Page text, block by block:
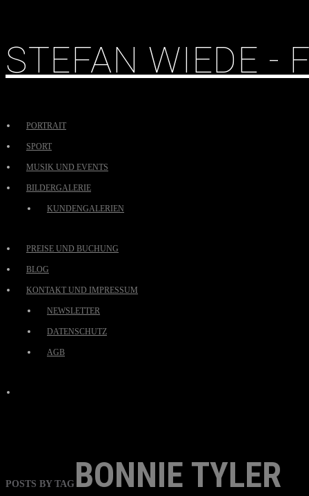
STEFAN WIEDE -
PORTRAIT
SPORT
MUSIK UND EVENTS
BILDERGALERIE
KUNDENGALERIEN
PREISE UND BUCHUNG
BLOG
KONTAKT UND IMPRESSUM
NEWSLETTER
DATENSCHUTZ
AGB
POSTS BY TAG BONNIE TYLER